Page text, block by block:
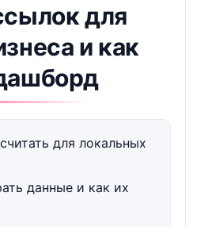
для
и как
для локальных
данные и как их